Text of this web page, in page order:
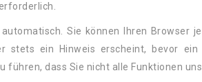
Sie können Ihren Browser
stets ein Hinweis erscheint, bevor
führen, dass Sie nicht alle Funktionen